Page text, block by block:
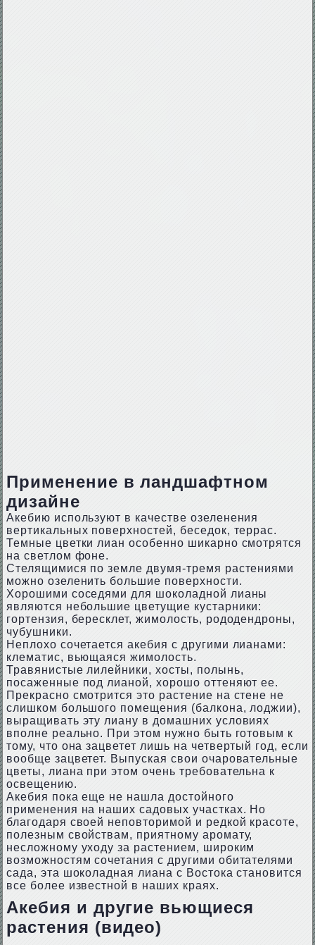
Применение в ландшафтном
дизайне
Акебию используют в качестве озеленения
вертикальных поверхностей, беседок, террас.
Темные цветки лиан особенно шикарно смотрятся
на светлом фоне.
Стелящимися по земле двумя-тремя растениями
можно озеленить большие поверхности.
Хорошими соседями для шоколадной лианы
являются небольшие цветущие кустарники:
гортензия, бересклет, жимолость, рододендроны,
чубушники.
Неплохо сочетается акебия с другими лианами:
клематис, вьющаяся жимолость.
Травянистые лилейники, хосты, полынь,
посаженные под лианой, хорошо оттеняют ее.
Прекрасно смотрится это растение на стене не
слишком большого помещения (балкона, лоджии),
выращивать эту лиану в домашних условиях
вполне реально. При этом нужно быть готовым к
тому, что она зацветет лишь на четвертый год, если
вообще зацветет. Выпуская свои очаровательные
цветы, лиана при этом очень требовательна к
освещению.
Акебия пока еще не нашла достойного
применения на наших садовых участках. Но
благодаря своей неповторимой и редкой красоте,
полезным свойствам, приятному аромату,
несложному уходу за растением, широким
возможностям сочетания с другими обитателями
сада, эта шоколадная лиана с Востока становится
все более известной в наших краях.
Акебия и другие вьющиеся
растения (видео)